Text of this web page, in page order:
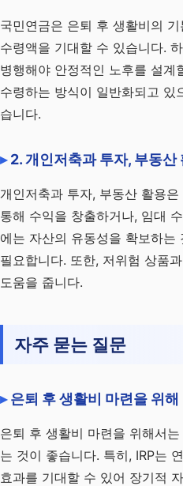
국민연금은 은퇴 후 생활비의
수령액을 기대할 수 있습니다.
병행해야 안정적인 노후를 설
수령하는 방식이 일반화되고
습니다.
2. 개인저축과 투자, 부동산
개인저축과 투자, 부동산 활용
통해 수익을 창출하거나, 임대
에는 자산의 유동성을 확보하
필요합니다. 또한, 저위험 상품
도움을 줍니다.
자주 묻는 질문
은퇴 후 생활비 마련을 위
은퇴 후 생활비 마련을 위해서
는 것이 좋습니다. 특히, IRP는
효과를 기대할 수 있어 장기적